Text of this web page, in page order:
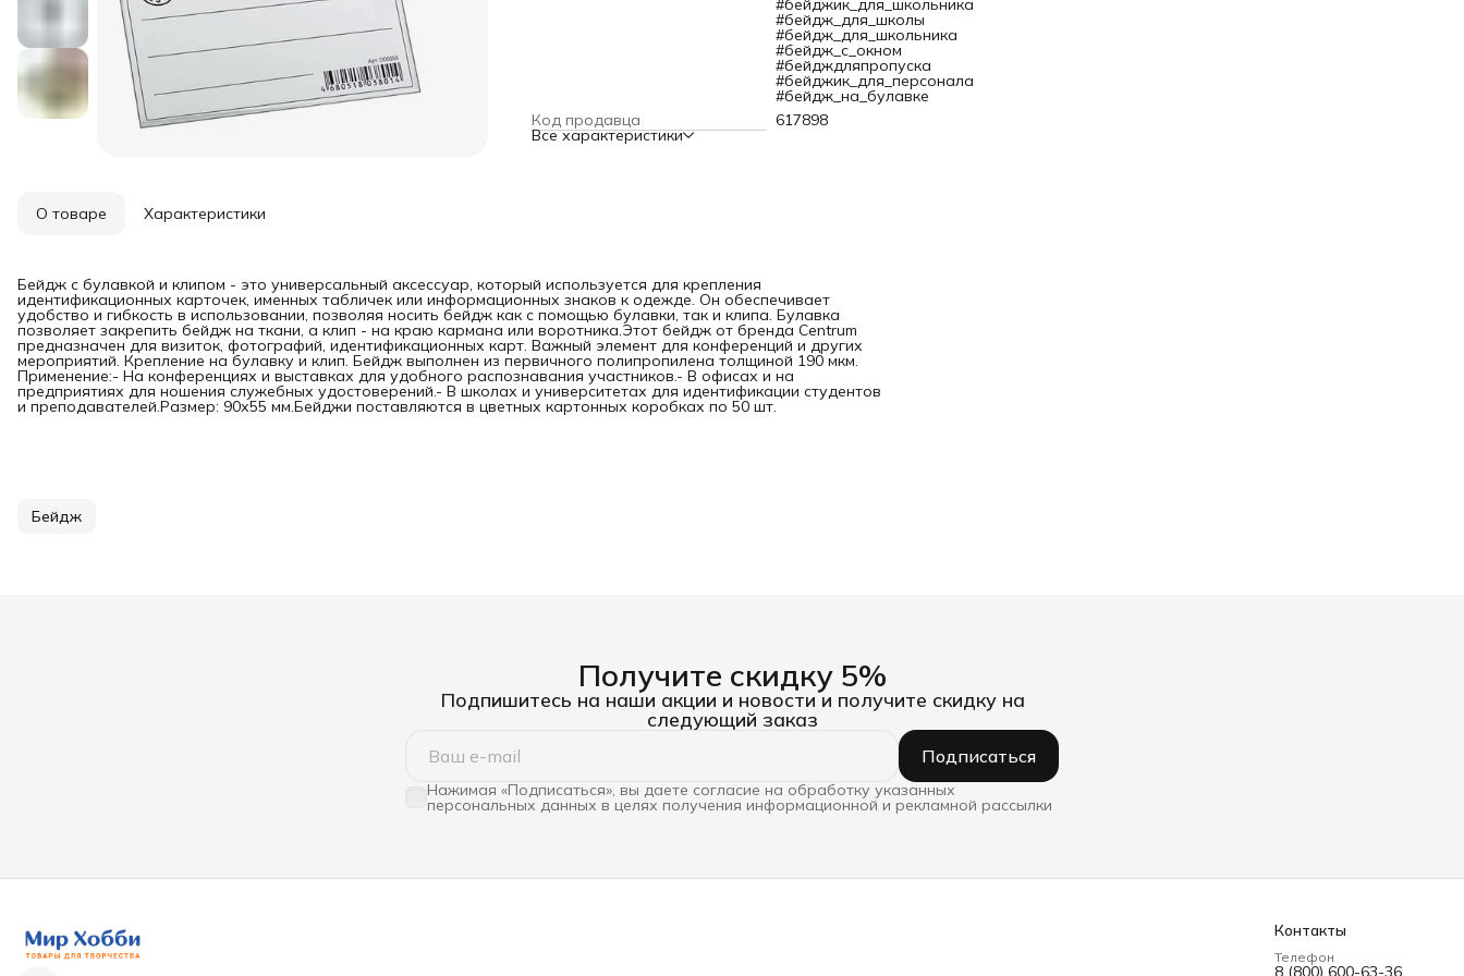
Применение:- На конференциях и выставках для удобного
распознавания участников.- В офисах и на предприятиях для
ношения служебных удостоверений.- В школах и
университетах для идентификации студентов и
преподавателей.Размер: 90х55 мм.Бейджи поставляются в
цветных картонных коробках по 50 шт.
#бейджик_для_школьника
#бейдж_для_школы
#бейдж_для_школьника
#бейдж_с_окном
#бейдждляпропуска
#бейджик_для_персонала
#бейдж_на_булавке
Код продавца
617898
Все характеристики
О товаре Характеристики
Бейдж с булавкой и клипом - это универсальный аксессуар, который используется для крепления
идентификационных карточек, именных табличек или информационных знаков к одежде. Он обеспечивает
удобство и гибкость в использовании, позволяя носить бейдж как с помощью булавки, так и клипа. Булавка
позволяет закрепить бейдж на ткани, а клип - на краю кармана или воротника.Этот бейдж от бренда Centrum
предназначен для визиток, фотографий, идентификационных карт. Важный элемент для конференций и других
мероприятий. Крепление на булавку и клип. Бейдж выполнен из первичного полипропилена толщиной 190 мкм.
Применение:- На конференциях и выставках для удобного распознавания участников.- В офисах и на
предприятиях для ношения служебных удостоверений.- В школах и университетах для идентификации студентов
и преподавателей.Размер: 90х55 мм.Бейджи поставляются в цветных картонных коробках по 50 шт.
Бейдж
Получите скидку 5%
Подпишитесь на наши акции и новости и получите скидку на
следующий заказ
Подписаться
Нажимая «Подписаться», вы даете согласие на обработку указанных
персональных данных в целях получения информационной и рекламной рассылки
Контакты
Телефон
8 (800) 600-63-36